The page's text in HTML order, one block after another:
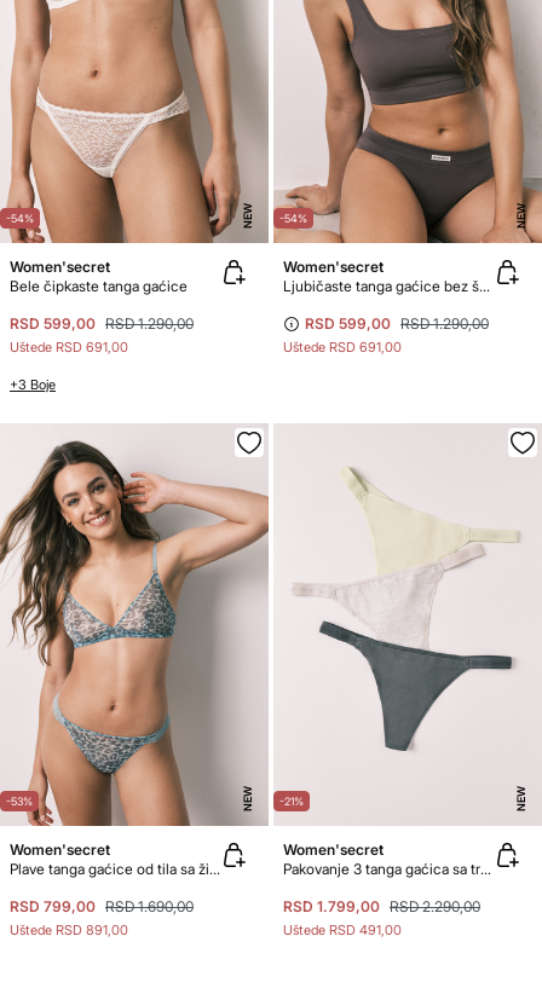
-54% NEW
Women'secret
Bele čipkaste tanga gaćice
RSD 599,00 RSD 1.290,00
Uštede RSD 691,00
+3 Boje
-54% NEW
Women'secret
Ljubičaste tanga gaćice bez šavova
RSD 599,00 RSD 1.290,00
Uštede RSD 691,00
-53% NEW
Women'secret
Plave tanga gaćice od tila sa životinjskim printom
RSD 799,00 RSD 1.690,00
Uštede RSD 891,00
-21% NEW
Women'secret
Pakovanje 3 tanga gaćica sa trakom od pamuka sa logom
RSD 1.799,00 RSD 2.290,00
Uštede RSD 491,00